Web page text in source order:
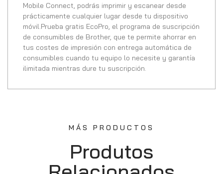
Mobile Connect, podrás imprimir y escanear desde
prácticamente cualquier lugar desde tu dispositivo
móvil.Prueba gratis EcoPro, el programa de suscripción
de consumibles de Brother, que te permite ahorrar en
tus costes de impresión con entrega automática de
consumibles cuando tu equipo lo necesite y garantía
ilimitada mientras dure tu suscripción.
MÁS PRODUCTOS
Produtos